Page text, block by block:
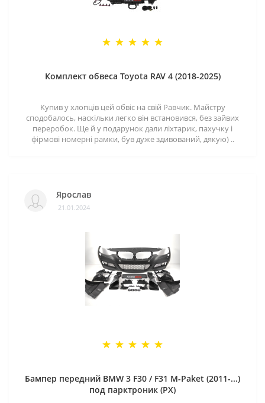
Комплект обвеса Toyota RAV 4 (2018-2025)
Купив у хлопців цей обвіс на свій Равчик. Майстру
сподобалось, наскільки легко він встановився, без зайвих
переробок. Ще й у подарунок дали ліхтарик, пахучку і
фірмові номерні рамки, був дуже здивований, дякую) ..
Ярослав
21.01.2024
Бампер передний BMW 3 F30 / F31 M-Paket (2011-...)
под парктроник (PX)